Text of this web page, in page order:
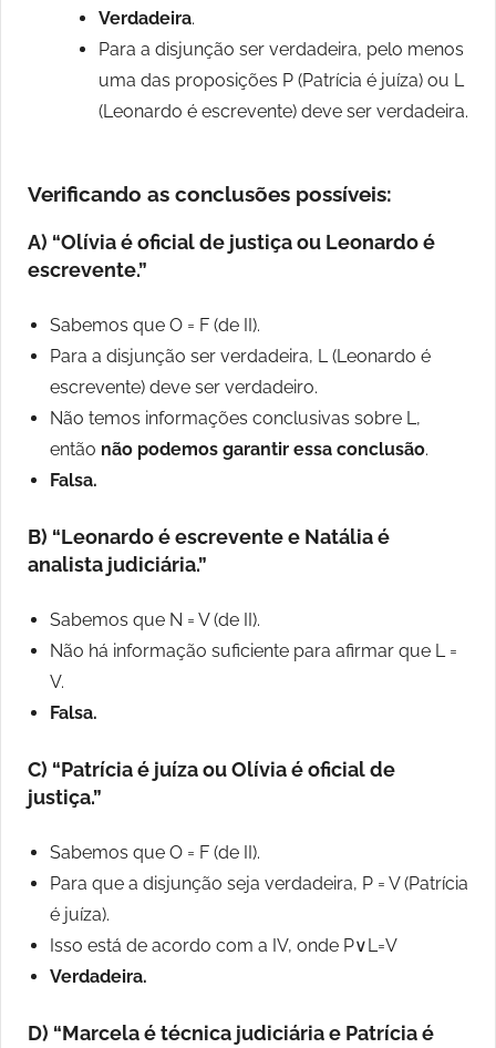
Verdadeira.
Para a disjunção ser verdadeira, pelo menos
uma das proposições P (Patrícia é juíza) ou L
(Leonardo é escrevente) deve ser verdadeira.
Verificando as conclusões possíveis:
A) “Olívia é oficial de justiça ou Leonardo é
escrevente.”
Sabemos que O = F (de II).
Para a disjunção ser verdadeira, L (Leonardo é
escrevente) deve ser verdadeiro.
Não temos informações conclusivas sobre L,
então não podemos garantir essa conclusão.
Falsa.
B) “Leonardo é escrevente e Natália é
analista judiciária.”
Sabemos que N = V (de II).
Não há informação suficiente para afirmar que L =
V.
Falsa.
C) “Patrícia é juíza ou Olívia é oficial de
justiça.”
Sabemos que O = F (de II).
Para que a disjunção seja verdadeira, P = V (Patrícia
é juíza).
Isso está de acordo com a IV, onde P∨L=V
Verdadeira.
D) “Marcela é técnica judiciária e Patrícia é